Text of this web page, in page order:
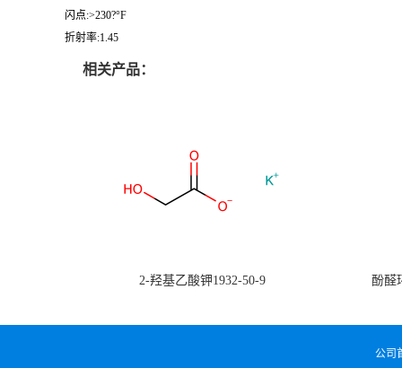
闪点:>230?°F
折射率:1.45
相关产品：
2-羟基乙酸钾1932-50-9 酚醛
公司